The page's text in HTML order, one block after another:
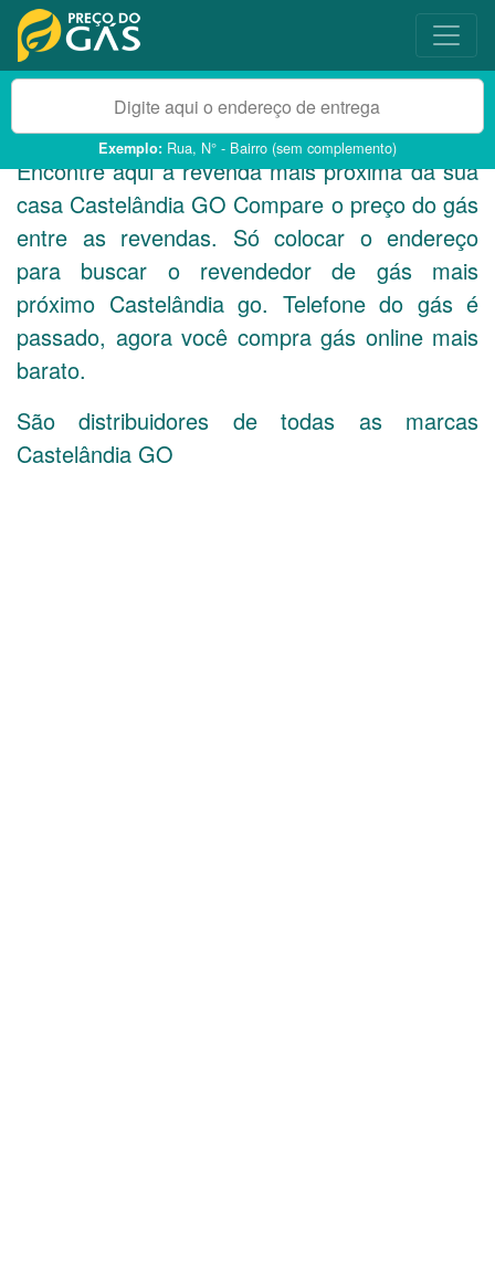
Exemplo: Rua, N° - Bairro (sem complemento)
Encontre aqui a revenda mais próxima da sua
casa Castelândia GO Compare o preço do gás
entre as revendas. Só colocar o endereço
para buscar o revendedor de gás mais
próximo Castelândia go. Telefone do gás é
passado, agora você compra gás online mais
barato.
São distribuidores de todas as marcas
Castelândia GO